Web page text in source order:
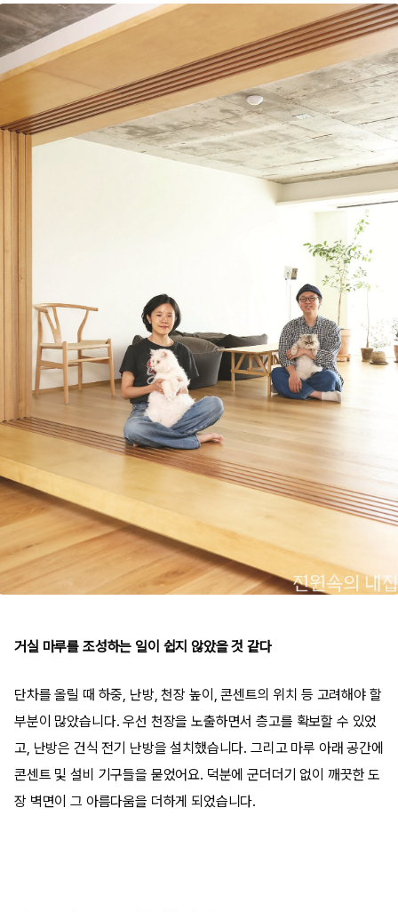
거실 마루를 조성하는 일이 쉽지 않았을 것 같다
단차를 올릴 때 하중 난방,천장 높이 ,콘센트의 위치 등 고려해야 할
부분이 많았습니다.우선 천장을 노출하면서 층고를 확보할 수 있었
고, 난방은 건식 전기 난방을 설치했습니다.그리고 마루 아래 공간에
콘센트 및 설비 기구들을 묻었어요. 덕분에 군더더기 없이 깨끗한 도
장 벽면이 그 아름다움을 더하게 되었습니다.